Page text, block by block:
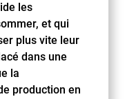
les
et qui
plus vite leur
dans une
la
production en